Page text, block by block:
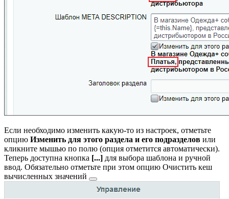
Если необходимо изменить какую-то из настроек, отметьте
опцию Изменить для этого раздела и его подразделов или
кликните мышью по полю (опция отметится автоматически).
Теперь доступна кнопка [...] для выбора шаблона и ручной
ввод. Обязательно отметьте при этом опцию Очистить кеш
вычисленных значений